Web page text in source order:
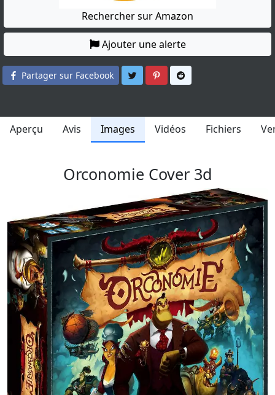
Rechercher sur Amazon
Ajouter une alerte
Partager sur Facebook Partager sur Twitter
Partager sur Pinterest
Aperçu Avis Images Vidéos Fichiers
Orconomie Cover 3d